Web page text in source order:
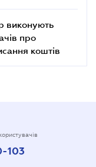
виконують
про
коштів
103